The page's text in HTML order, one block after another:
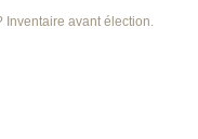
Inventaire avant élection.